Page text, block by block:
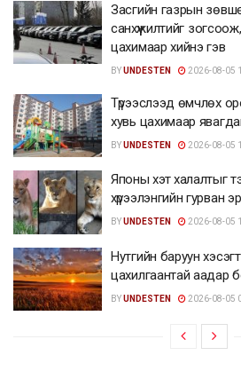
Засгийн газрын
санхүүжилтийг
цахимаар хийнэ гэв
BYUNDESTEN 2026-08-05
Түрээслээд өмчлөх
хувь цахимаар
BYUNDESTEN 2026-08-05
Японы хэт халалтыг
хүрээлэнгийн гурван
BYUNDESTEN 2026-08-05
Нутгийн баруун
цахилгаантай аадар
BYUNDESTEN 2026-08-05